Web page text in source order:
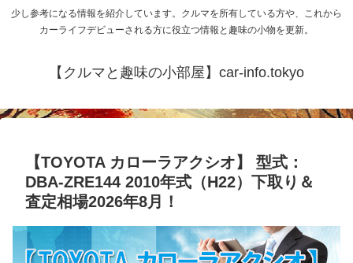
少し参考になる情報を紹介しています。クルマを所有している方や、これから
カーライフデビューされる方に役立つ情報と趣味の小物を更新。
【クルマと趣味の小部屋】car-info.tokyo
【TOYOTA カローラアクシオ】 型式：
DBA-ZRE144 2010年式（H22）下取り＆
査定相場2026年8月！